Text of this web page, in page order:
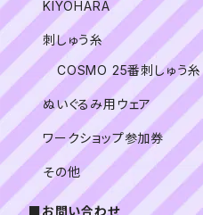
KIYOHARA
刺しゅう糸
COSMO 25番刺しゅう糸
ぬいぐるみ用ウェア
ワークショップ参加券
その他
■お問い合わせ